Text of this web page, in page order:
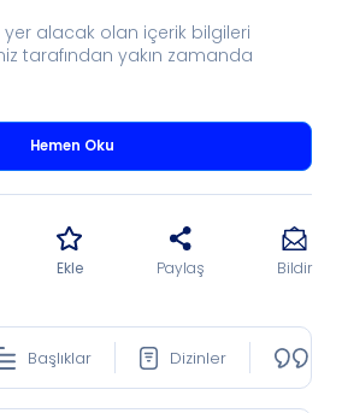
alacak olan içerik bilgileri
tarafından yakın zamanda
Hemen Oku
Ekle Paylaş Bildir
Başlıklar Dizinler